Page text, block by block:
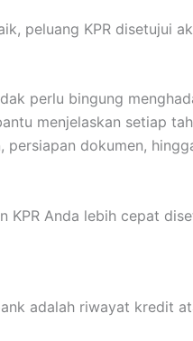
peluang KPR disetujui
perlu bingung
menjelaskan setiap
persiapan dokumen,
KPR Anda lebih cepat
adalah riwayat kredit